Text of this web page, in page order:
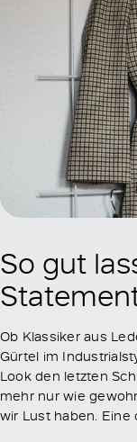
So gut
Ob Klassiker aus
Gürtel im
Look den letzten
mehr nur wie
wir Lust haben. Eine